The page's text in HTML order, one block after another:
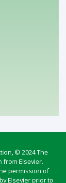
© 2024 The
from Elsevier.
permission of
Elsevier prior to